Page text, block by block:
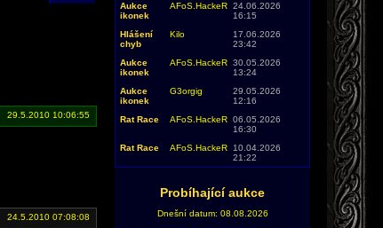
29.5.2010 10:06:55
24.5.2010 07:08:08
Aukce
ikonek
AFoS.HackeR 24.06.2026
16:15
Hlášení
chyb
Kilo
17.06.2026
23:42
Aukce
ikonek
AFoS.HackeR 30.05.2026
13:24
Aukce
ikonek
G3orgig
29.05.2026
12:16
Rat Race
AFoS.HackeR 06.05.2026
16:30
Rat Race
AFoS.HackeR
10.04.2026
21:22
Probíhající aukce
Dnešní datum: 08.08.2026